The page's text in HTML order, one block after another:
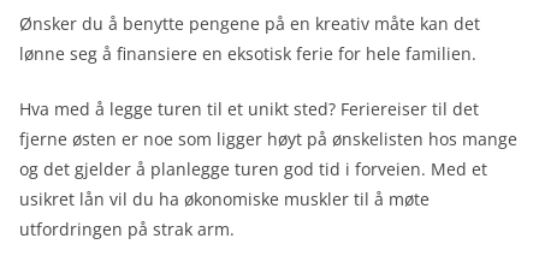
Ønsker du å benytte pengene på en kreativ måte kan det
lønne seg å finansiere en eksotisk ferie for hele familien.
Hva med å legge turen til et unikt sted? Feriereiser til det
fjerne østen er noe som ligger høyt på ønskelisten hos mange
og det gjelder å planlegge turen god tid i forveien. Med et
usikret lån vil du ha økonomiske muskler til å møte
utfordringen på strak arm.